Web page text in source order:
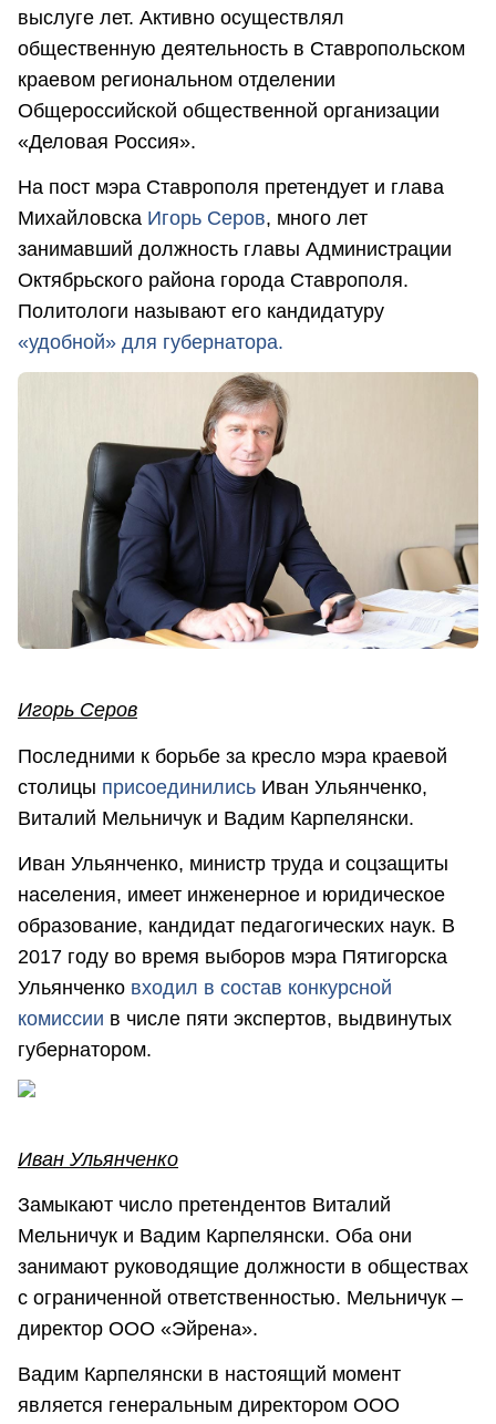
выслуге лет. Активно осуществлял
общественную деятельность в Ставропольском
краевом региональном отделении
Общероссийской общественной организации
«Деловая Россия».
На пост мэра Ставрополя претендует и глава
Михайловска Игорь Серов, много лет
занимавший должность главы Администрации
Октябрьского района города Ставрополя.
Политологи называют его кандидатуру
«удобной» для губернатора.
Игорь Серов
Последними к борьбе за кресло мэра краевой
столицы присоединились Иван Ульянченко,
Виталий Мельничук и Вадим Карпелянски.
Иван Ульянченко, министр труда и соцзащиты
населения, имеет инженерное и юридическое
образование, кандидат педагогических наук. В
2017 году во время выборов мэра Пятигорска
Ульянченко входил в состав конкурсной
комиссии в числе пяти экспертов, выдвинутых
губернатором.
Иван Ульянченко
Замыкают число претендентов Виталий
Мельничук и Вадим Карпелянски. Оба они
занимают руководящие должности в обществах
с ограниченной ответственностью. Мельничук –
директор ООО «Эйрена».
Вадим Карпелянски в настоящий момент
является генеральным директором ООО